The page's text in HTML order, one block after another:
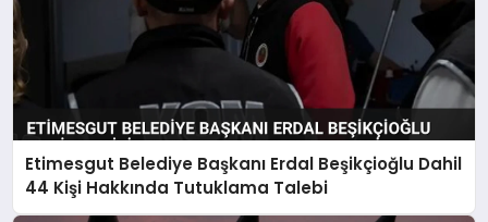
Etimesgut Belediye Başkanı Erdal Beşikçioğlu Dahil
44 Kişi Hakkında Tutuklama Talebi